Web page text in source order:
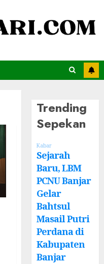
Trending
Sepekan
Kabar
Sejarah
Baru, LBM
PCNU Banjar
Gelar
Bahtsul
Masail Putri
Perdana di
Kabupaten
Banjar